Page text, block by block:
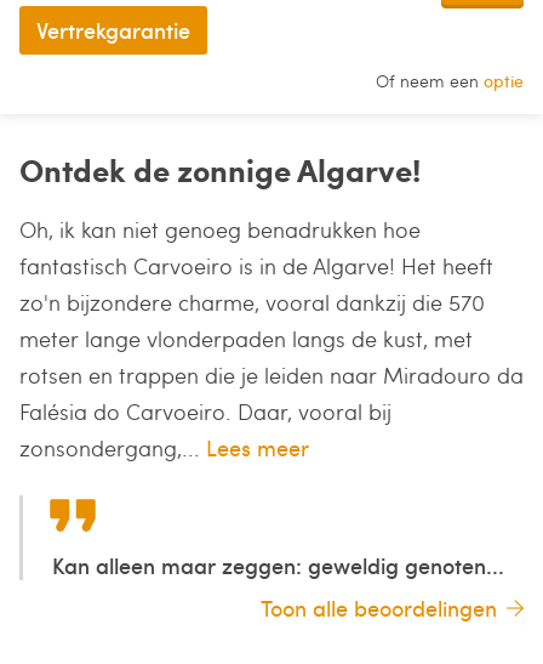
Vertrekgarantie
Of neem een optie
Ontdek de zonnige Algarve!
Oh, ik kan niet genoeg benadrukken hoe
fantastisch Carvoeiro is in de Algarve! Het heeft
zo'n bijzondere charme, vooral dankzij die 570
meter lange vlonderpaden langs de kust, met
rotsen en trappen die je leiden naar Miradouro da
Falésia do Carvoeiro. Daar, vooral bij
zonsondergang,... Lees meer
Kan alleen maar zeggen: geweldig genoten...
Toon alle beoordelingen